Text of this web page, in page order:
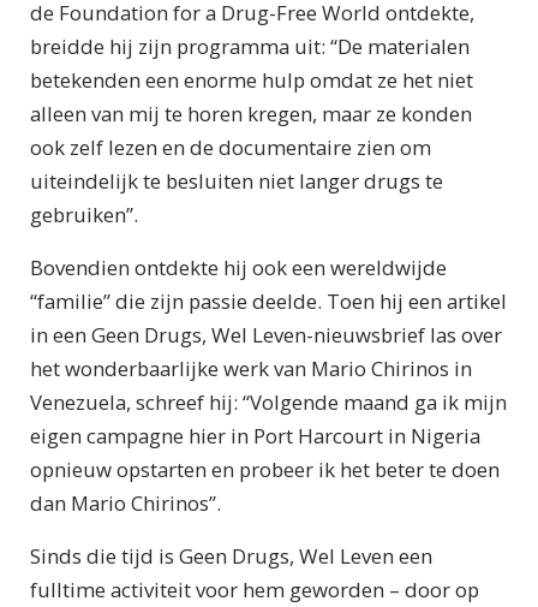
de Foundation for a Drug-Free World ontdekte,
breidde hij zijn programma uit: “De materialen
betekenden een enorme hulp omdat ze het niet
alleen van mij te horen kregen, maar ze konden
ook zelf lezen en de documentaire zien om
uiteindelijk te besluiten niet langer drugs te
gebruiken”.
Bovendien ontdekte hij ook een wereldwijde
“familie” die zijn passie deelde. Toen hij een artikel
in een Geen Drugs, Wel Leven-nieuwsbrief las over
het wonderbaarlijke werk van Mario Chirinos in
Venezuela, schreef hij: “Volgende maand ga ik mijn
eigen campagne hier in Port Harcourt in Nigeria
opnieuw opstarten en probeer ik het beter te doen
dan Mario Chirinos”.
Sinds die tijd is Geen Drugs, Wel Leven een
fulltime activiteit voor hem geworden – door op